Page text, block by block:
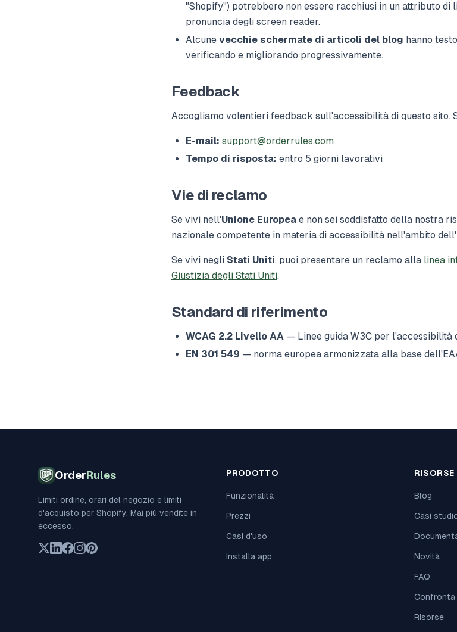
"Shopify") potrebbero non essere racchiusi in un attributo di
pronuncia degli screen reader.
Alcune vecchie schermate di articoli del blog hanno
verificando e migliorando progressivamente.
Feedback
Accogliamo volentieri feedback sull'accessibilità di questo sito.
E-mail: support@orderrules.com
Tempo di risposta: entro 5 giorni lavorativi
Vie di reclamo
Se vivi nell'Unione Europea e non sei soddisfatto della nostra
nazionale competente in materia di accessibilità nell'ambito
Se vivi negli Stati Uniti, puoi presentare un reclamo alla linea
Giustizia degli Stati Uniti.
Standard di riferimento
WCAG 2.2 Livello AA — Linee guida W3C per l'accessibilità
EN 301 549 — norma europea armonizzata alla base
OrderRules
Limiti ordine, orari del negozio e limiti
d'acquisto per Shopify. Mai più vendite in
eccesso.
PRODOTTO
Funzionalità
Prezzi
Casi d'uso
Installa app
RISORSE
Blog
Casi
Novità
FAQ
Confronta
Risorse